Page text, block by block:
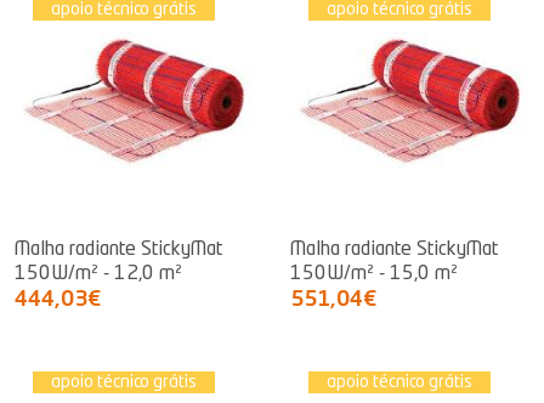
apoio técnico grátis
Malha radiante StickyMat
150W/m² - 12,0 m²
444,03€
apoio técnico grátis
Malha radiante StickyMat
150W/m² - 15,0 m²
551,04€
apoio técnico grátis apoio técnico grátis